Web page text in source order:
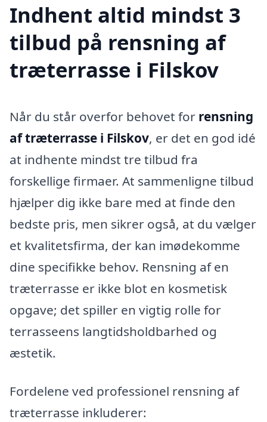
Indhent altid mindst 3
tilbud på rensning af
træterrasse i Filskov
Når du står overfor behovet for rensning
af træterrasse i Filskov, er det en god idé
at indhente mindst tre tilbud fra
forskellige firmaer. At sammenligne tilbud
hjælper dig ikke bare med at finde den
bedste pris, men sikrer også, at du vælger
et kvalitetsfirma, der kan imødekomme
dine specifikke behov. Rensning af en
træterrasse er ikke blot en kosmetisk
opgave; det spiller en vigtig rolle for
terrasseens langtidsholdbarhed og
æstetik.
Fordelene ved professionel rensning af
træterrasse inkluderer: